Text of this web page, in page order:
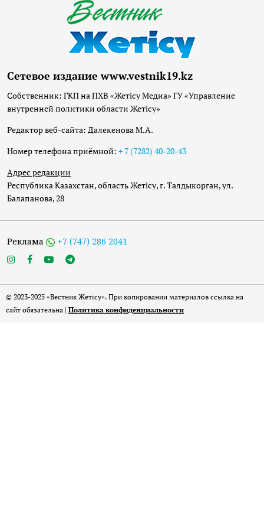
Сетевое издание www.vestnik19.kz
Собственник: ГКП на ПХВ «Жетісу Медиа» ГУ «Управление
внутренней политики области Жетісу»
Редактор веб-сайта: Далекенова М.А.
Номер телефона приёмной: + 7 (7282) 40-20-43
Адрес редакции
Республика Казахстан, область Жетісу, г. Талдыкорган, ул.
Балапанова, 28
Реклама +7 (747) 286 2041
© 2023-2025 «Вестник Жетісу». При копировании материалов ссылка на
сайт обязательна | Политика конфиденциальности